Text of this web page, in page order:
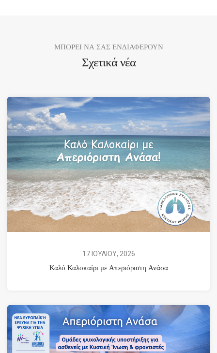
ΜΠΟΡΕΙ ΝΑ ΣΑΣ ΕΝΔΙΑΦΕΡΟΥΝ
Σχετικά νέα
17 ΙΟΥΛΙΟΥ, 2026
Καλό Καλοκαίρι με Απεριόριστη Ανάσα